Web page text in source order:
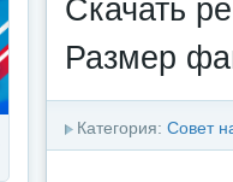
Скачать
Размер
Категория: Совет